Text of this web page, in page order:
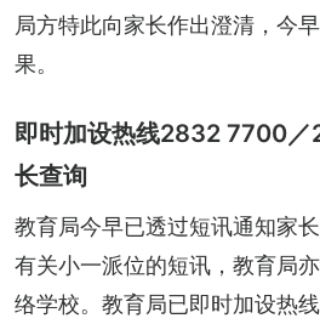
局方特此向家长作出澄清，今
果。
即时加设热线2832 7700
长查询
教育局今早已透过短讯通知家
有关小一派位的短讯，教育局
络学校。教育局已即时加设热